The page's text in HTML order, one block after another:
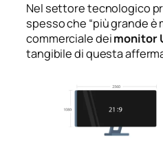
Nel settore tecnologico
spesso che “più grande è
commerciale deimonitor
tangibile di questa